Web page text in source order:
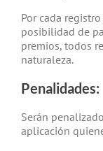
Por cada
posibilidad de
premios, todos
naturaleza.
Penalidades:
Serán
aplicación